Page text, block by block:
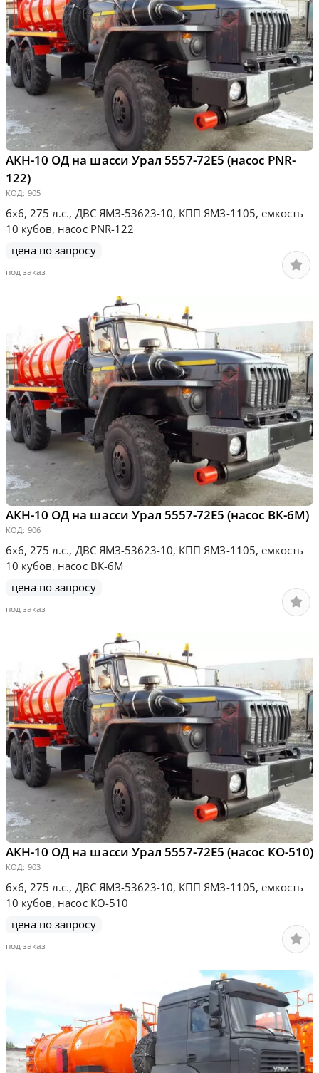
АКН-10 ОД на шасси Урал 5557-72Е5 (насос PNR-
122)
КОД: 905
6х6, 275 л.с., ДВС ЯМЗ-53623-10, КПП ЯМЗ-1105, емкость
10 кубов, насос PNR-122
цена по запросу
под заказ
АКН-10 ОД на шасси Урал 5557-72Е5 (насос ВК-6М)
КОД: 906
6х6, 275 л.с., ДВС ЯМЗ-53623-10, КПП ЯМЗ-1105, емкость
10 кубов, насос ВК-6М
цена по запросу
под заказ
АКН-10 ОД на шасси Урал 5557-72Е5 (насос КО-510)
КОД: 903
6х6, 275 л.с., ДВС ЯМЗ-53623-10, КПП ЯМЗ-1105, емкость
10 кубов, насос КО-510
цена по запросу
под заказ